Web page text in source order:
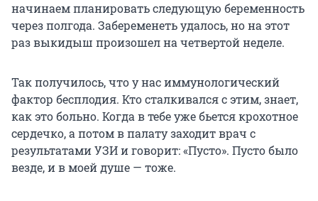
начинаем планировать следующую беременность
через полгода. Забеременеть удалось, но на этот
раз выкидыш произошел на четвертой неделе.
Так получилось, что у нас иммунологический
фактор бесплодия. Кто сталкивался с этим, знает,
как это больно. Когда в тебе уже бьется крохотное
сердечко, а потом в палату заходит врач с
результатами УЗИ и говорит: «Пусто». Пусто было
везде, и в моей душе — тоже.